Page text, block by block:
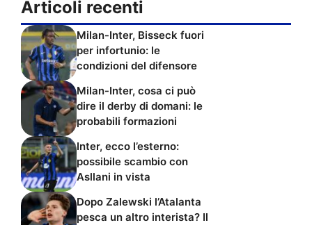
Articoli recenti
Milan-Inter, Bisseck fuori
per infortunio: le
condizioni del difensore
Milan-Inter, cosa ci può
dire il derby di domani: le
probabili formazioni
Inter, ecco l’esterno:
possibile scambio con
Asllani in vista
Dopo Zalewski l’Atalanta
pesca un altro interista? Il